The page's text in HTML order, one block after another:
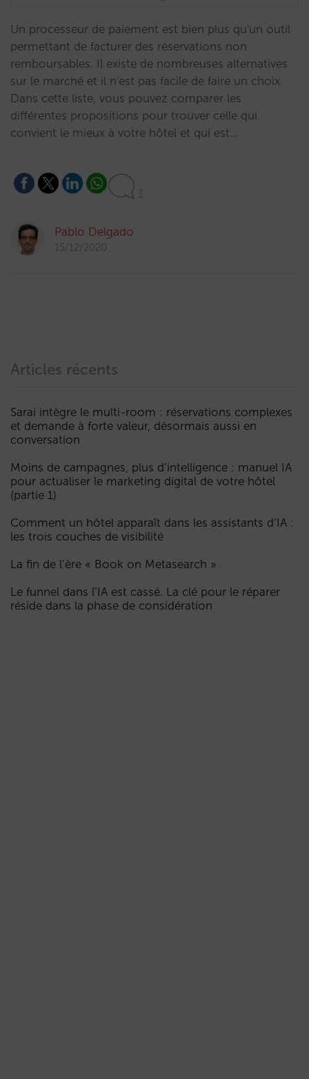
Un processeur de paiement est bien plus qu'un outil
permettant de facturer des réservations non
remboursables. Il existe de nombreuses alternatives
sur le marché et il n'est pas facile de faire un choix.
Dans cette liste, vous pouvez comparer les
différentes propositions pour trouver celle qui
convient le mieux à votre hôtel et qui est…
1
Pablo Delgado
15/12/2020
Articles récents
Sarai intègre le multi-room : réservations complexes
et demande à forte valeur, désormais aussi en
conversation
Moins de campagnes, plus d’intelligence : manuel IA
pour actualiser le marketing digital de votre hôtel
(partie 1)
Comment un hôtel apparaît dans les assistants d’IA :
les trois couches de visibilité
La fin de l’ère « Book on Metasearch »
Le funnel dans l’IA est cassé. La clé pour le réparer
réside dans la phase de considération